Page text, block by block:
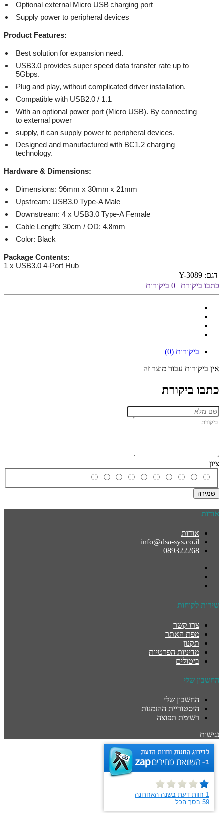
Optional external Micro USB charging port
Supply power to peripheral devices
Product Features:
Best solution for expansion need.
USB3.0 provides super speed data transfer rate up to
5Gbps.
Plug and play, without complicated driver installation.
Compatible with USB2.0 / 1.1.
With an optional power port (Micro USB). By connecting
to external power
supply, it can supply power to peripheral devices.
Designed and manufactured with BC1.2 charging
technology.
Hardware & Dimensions:
Dimensions: 96mm x 30mm x 21mm
Upstream: USB3.0 Type-A Male
Downstream: 4 x USB3.0 Type-A Female
Cable Length: 30cm / OD: 4.8mm
Color: Black
Package Contents:
1 x USB3.0 4-Port Hub
דגם: Y-3089
כתבו ביקורת | 0 ביקורות
ביקורות (0)
אין ביקורות עבור מוצר זה
כתבו ביקורת
ציון
שמירה
אודות
אודות
info@dsa-sys.co.il
089322268
שירות לקוחות
צרו קשר
מפת האתר
תקנון
מדיניות הפרטיות
ביטולים
החשבון שלי
החשבון שלי
היסטוריית ההזמנות
רשימת תפוצה
נגישות